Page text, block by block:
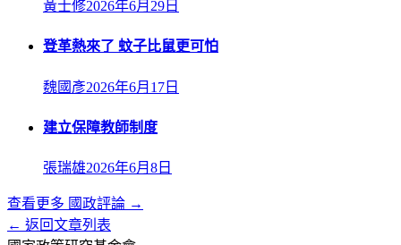
黃士修2026年6月29日
登革熱來了 蚊子比鼠更可怕
魏國彥2026年6月17日
建立保障教師制度
張瑞雄2026年6月8日
查看更多 國政評論 →
← 返回文章列表